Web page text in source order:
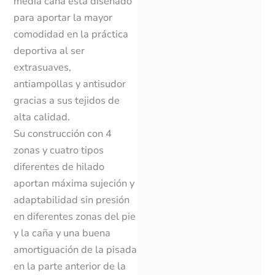
para aportar la mayor
comodidad en la práctica
deportiva al ser
extrasuaves,
antiampollas y antisudor
gracias a sus tejidos de
alta calidad.
Su construcción con 4
zonas y cuatro tipos
diferentes de hilado
aportan máxima sujeción y
adaptabilidad sin presión
en diferentes zonas del pie
y la caña y una buena
amortiguación de la pisada
en la parte anterior de la